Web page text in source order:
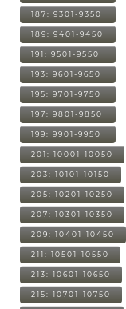
187: 9301-9350
189: 9401-9450
191: 9501-9550
193: 9601-9650
195: 9701-9750
197: 9801-9850
199: 9901-9950
201: 10001-10050
203: 10101-10150
205: 10201-10250
207: 10301-10350
209: 10401-10450
211: 10501-10550
213: 10601-10650
215: 10701-10750